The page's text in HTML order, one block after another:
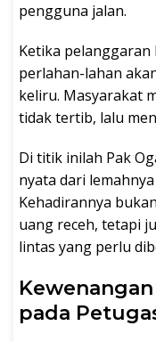
pengguna jalan.
Ketika pelanggaran
perlahan-lahan
keliru. Masyarakat
tidak tertib, lalu
Di titik inilah Pak
nyata dari
Kehadirannya
uang receh, tetapi
lintas yang perlu
pada